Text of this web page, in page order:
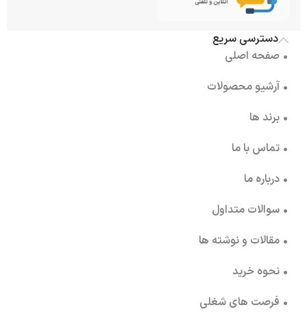
دسترسی سریع
• صفحه اصلی
• آرشیو محصولات
• برند ها
• تماس با ما
• درباره ما
• سوالات متداول
• مقالات و نوشته ها
• نحوه خرید
• فرصت های شغلی